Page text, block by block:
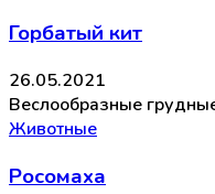
Горбатый кит
26.05.2021
Веслообразные
Животные
Росомаха